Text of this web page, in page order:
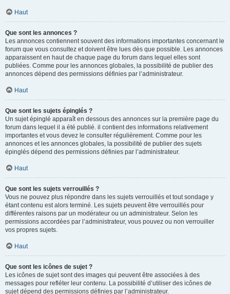
Haut
Que sont les annonces ?
Les annonces contiennent souvent des informations importantes concernant le
forum que vous consultez et doivent être lues dès que possible. Les annonces
apparaissent en haut de chaque page du forum dans lequel elles sont
publiées. Comme pour les annonces globales, la possibilité de publier des
annonces dépend des permissions définies par l’administrateur.
Haut
Que sont les sujets épinglés ?
Un sujet épinglé apparaît en dessous des annonces sur la première page du
forum dans lequel il a été publié. il contient des informations relativement
importantes et vous devez le consulter régulièrement. Comme pour les
annonces et les annonces globales, la possibilité de publier des sujets
épinglés dépend des permissions définies par l’administrateur.
Haut
Que sont les sujets verrouillés ?
Vous ne pouvez plus répondre dans les sujets verrouillés et tout sondage y
étant contenu est alors terminé. Les sujets peuvent être verrouillés pour
différentes raisons par un modérateur ou un administrateur. Selon les
permissions accordées par l’administrateur, vous pouvez ou non verrouiller
vos propres sujets.
Haut
Que sont les icônes de sujet ?
Les icônes de sujet sont des images qui peuvent être associées à des
messages pour refléter leur contenu. La possibilité d’utiliser des icônes de
sujet dépend des permissions définies par l’administrateur.